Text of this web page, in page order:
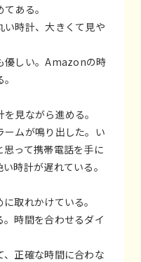
ある。
い時計、大きくて見や
優しい。Amazonの時
見ながら進める。
ームが鳴り出した。い
って携帯電話を手に
時計が遅れている。
取れかけている。
。時間を合わせるダイ
正確な時間に合わな